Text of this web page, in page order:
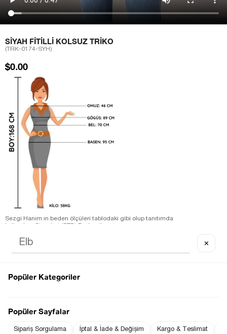
SIYAH FITILLI KOLSUZ TRIKO
(TRK-0174-SYH)
$0.00
Sezgi Hanım ın beden ölçüleri tablodaki gibi olup tanıtımda
Ürün Kumaş Bilgisi : % 100 Polyamid
STD beden : 57 cm ( +/- 2 cm )
✕
Popüler Kategoriler
Popüler Sayfalar
Sipariş Sorgulama İptal & İade & Değişim Kargo & Teslimat